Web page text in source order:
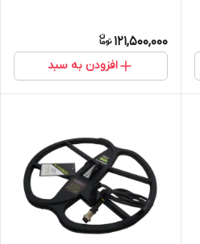
121,500,000
افزودن به سبد